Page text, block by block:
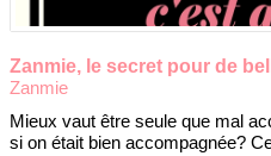
Zanmie, le secret pour de
Zanmie
Mieux vaut être seule que mal
si on était bien accompagnée?